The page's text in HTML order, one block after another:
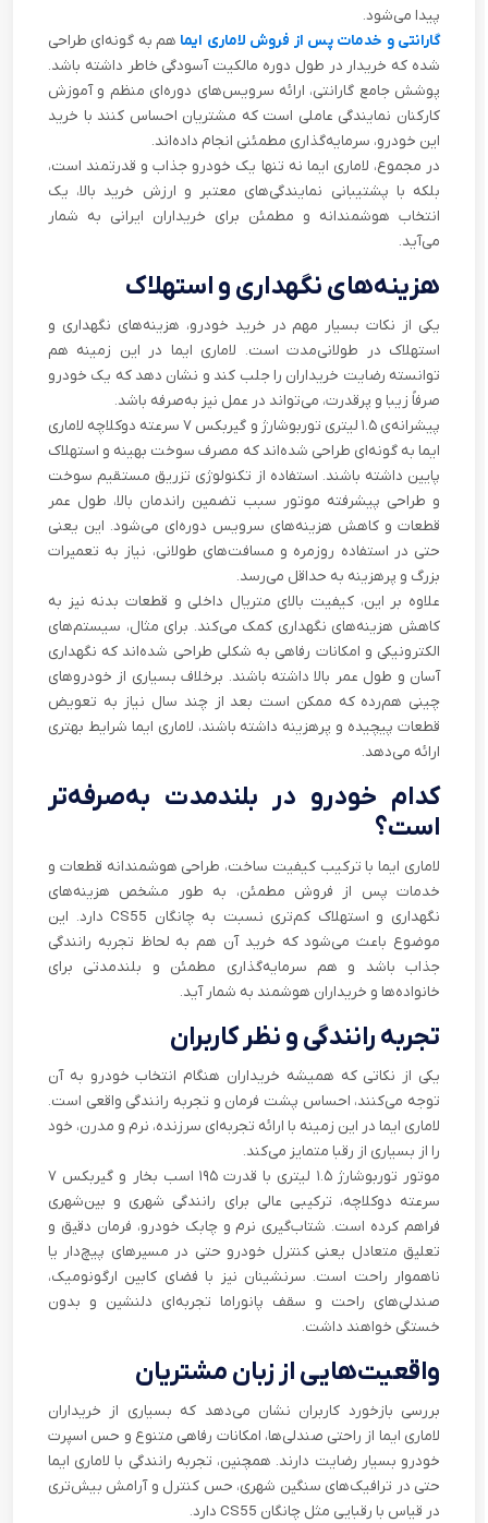
پیدا می‌شود.
گارانتی و خدمات پس از فروش لاماری ایما هم به گونه‌ای طراحی
شده که خریدار در طول دوره مالکیت آسودگی خاطر داشته باشد.
پوشش جامع گارانتی، ارائه سرویس‌های دوره‌ای منظم و آموزش
کارکنان نمایندگی عاملی است که مشتریان احساس کنند با خرید
این خودرو، سرمایه‌گذاری مطمئنی انجام داده‌اند.
در مجموع، لاماری ایما نه تنها یک خودرو جذاب و قدرتمند است،
بلکه با پشتیبانی نمایندگی‌های معتبر و ارزش خرید بالا، یک
انتخاب هوشمندانه و مطمئن برای خریداران ایرانی به شمار
می‌آید.
هزینه‌های نگهداری و استهلاک
یکی از نکات بسیار مهم در خرید خودرو، هزینه‌های نگهداری و
استهلاک در طولانی‌مدت است. لاماری ایما در این زمینه هم
توانسته رضایت خریداران را جلب کند و نشان دهد که یک خودرو
صرفاً زیبا و پرقدرت، می‌تواند در عمل نیز به‌صرفه باشد.
پیشرانه‌ی ۱.۵ لیتری توربوشارژ و گیربکس ۷ سرعته دوکلاچه لاماری
ایما به گونه‌ای طراحی شده‌اند که مصرف سوخت بهینه و استهلاک
پایین داشته باشند. استفاده از تکنولوژی تزریق مستقیم سوخت
و طراحی پیشرفته موتور سبب تضمین راندمان بالا، طول عمر
قطعات و کاهش هزینه‌های سرویس دوره‌ای می‌شود. این یعنی
حتی در استفاده روزمره و مسافت‌های طولانی، نیاز به تعمیرات
بزرگ و پرهزینه به حداقل می‌رسد.
علاوه بر این، کیفیت بالای متریال داخلی و قطعات بدنه نیز به
کاهش هزینه‌های نگهداری کمک می‌کند. برای مثال، سیستم‌های
الکترونیکی و امکانات رفاهی به شکلی طراحی شده‌اند که نگهداری
آسان و طول عمر بالا داشته باشند. برخلاف بسیاری از خودروهای
چینی هم‌رده که ممکن است بعد از چند سال نیاز به تعویض
قطعات پیچیده و پرهزینه داشته باشند، لاماری ایما شرایط بهتری
ارائه می‌دهد.
کدام خودرو در بلندمدت به‌صرفه‌تر
است؟
لاماری ایما با ترکیب کیفیت ساخت، طراحی هوشمندانه قطعات و
خدمات پس از فروش مطمئن، به طور مشخص هزینه‌های
نگهداری و استهلاک کم‌تری نسبت به چانگان CS55 دارد. این
موضوع باعث می‌شود که خرید آن هم به لحاظ تجربه رانندگی
جذاب باشد و هم سرمایه‌گذاری مطمئن و بلندمدتی برای
خانواده‌ها و خریداران هوشمند به شمار آید.
تجربه رانندگی و نظر کاربران
یکی از نکاتی که همیشه خریداران هنگام انتخاب خودرو به آن
توجه می‌کنند، احساس پشت فرمان و تجربه رانندگی واقعی است.
لاماری ایما در این زمینه با ارائه تجربه‌ای سرزنده، نرم و مدرن، خود
را از بسیاری از رقبا متمایز می‌کند.
موتور توربوشارژ ۱.۵ لیتری با قدرت ۱۹۵ اسب بخار و گیربکس ۷
سرعته دوکلاچه، ترکیبی عالی برای رانندگی شهری و بین‌شهری
فراهم کرده است. شتاب‌گیری نرم و چابک خودرو، فرمان دقیق و
تعلیق متعادل یعنی کنترل خودرو حتی در مسیرهای پیچ‌دار یا
ناهموار راحت است. سرنشینان نیز با فضای کابین ارگونومیک،
صندلی‌های راحت و سقف پانوراما تجربه‌ای دلنشین و بدون
خستگی خواهند داشت.
واقعیت‌هایی از زبان مشتریان
بررسی بازخورد کاربران نشان می‌دهد که بسیاری از خریداران
لاماری ایما از راحتی صندلی‌ها، امکانات رفاهی متنوع و حس اسپرت
خودرو بسیار رضایت دارند. همچنین، تجربه رانندگی با لاماری ایما
حتی در ترافیک‌های سنگین شهری، حس کنترل و آرامش بیش‌تری
در قیاس با رقبایی مثل چانگان CS55 دارد.